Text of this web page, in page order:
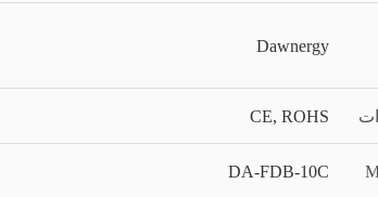
Dawnergy
CE, ROHS
DA-FDB-10C